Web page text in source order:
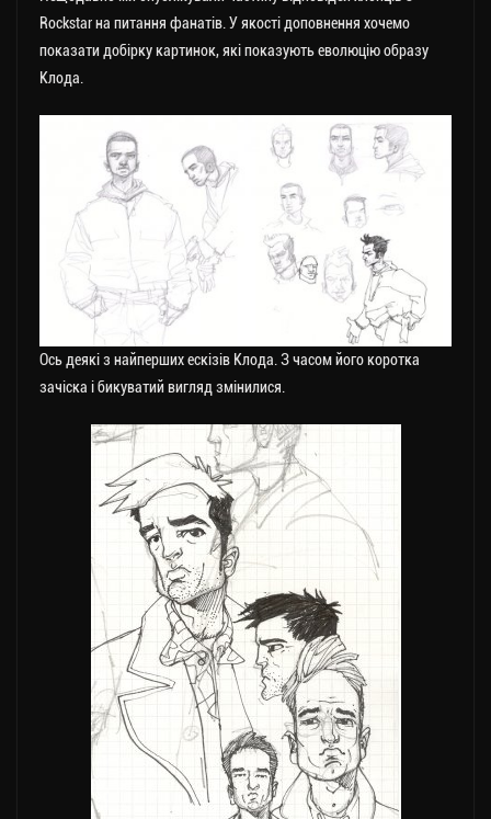
Rockstar на питання фанатів. У якості доповнення хочемо
показати добірку картинок, які показують еволюцію образу
Клода.
Ось деякі з найперших ескізів Клода. З часом його коротка
зачіска і бикуватий вигляд змінилися.